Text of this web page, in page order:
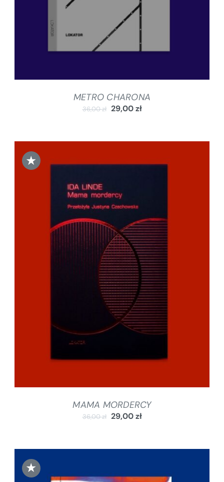
METRO CHARONA
36,00zł 29,00zł
★
DODAJ DO KOSZYKA / SZCZEGÓŁY
MAMA MORDERCY
36,00zł 29,00zł
★